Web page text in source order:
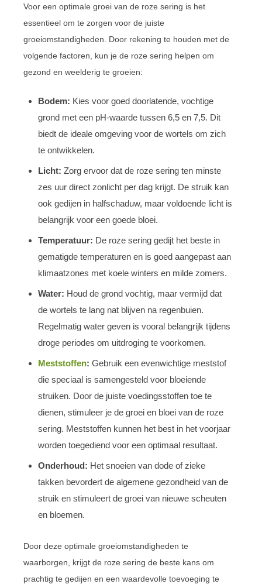
Voor een optimale groei van de roze sering is het
essentieel om te zorgen voor de juiste
groeiomstandigheden. Door rekening te houden met de
volgende factoren, kun je de roze sering helpen om
gezond en weelderig te groeien:
Bodem: Kies voor goed doorlatende, vochtige
grond met een pH-waarde tussen 6,5 en 7,5. Dit
biedt de ideale omgeving voor de wortels om zich
te ontwikkelen.
Licht: Zorg ervoor dat de roze sering ten minste
zes uur direct zonlicht per dag krijgt. De struik kan
ook gedijen in halfschaduw, maar voldoende licht is
belangrijk voor een goede bloei.
Temperatuur: De roze sering gedijt het beste in
gematigde temperaturen en is goed aangepast aan
klimaatzones met koele winters en milde zomers.
Water: Houd de grond vochtig, maar vermijd dat
de wortels te lang nat blijven na regenbuien.
Regelmatig water geven is vooral belangrijk tijdens
droge periodes om uitdroging te voorkomen.
Meststoffen: Gebruik een evenwichtige meststof
die speciaal is samengesteld voor bloeiende
struiken. Door de juiste voedingsstoffen toe te
dienen, stimuleer je de groei en bloei van de roze
sering. Meststoffen kunnen het best in het voorjaar
worden toegediend voor een optimaal resultaat.
Onderhoud: Het snoeien van dode of zieke
takken bevordert de algemene gezondheid van de
struik en stimuleert de groei van nieuwe scheuten
en bloemen.
Door deze optimale groeiomstandigheden te
waarborgen, krijgt de roze sering de beste kans om
prachtig te gedijen en een waardevolle toevoeging te